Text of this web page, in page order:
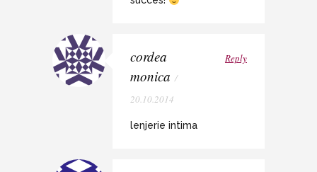
cordea
monica /
20.10.2014
Reply
lenjerie intima